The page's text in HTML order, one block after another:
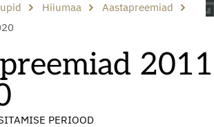
Hiiumaa
Aastapreemiad
2011
PERIOOD